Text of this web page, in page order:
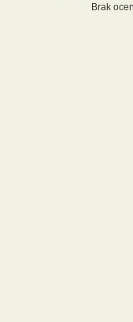
Brak